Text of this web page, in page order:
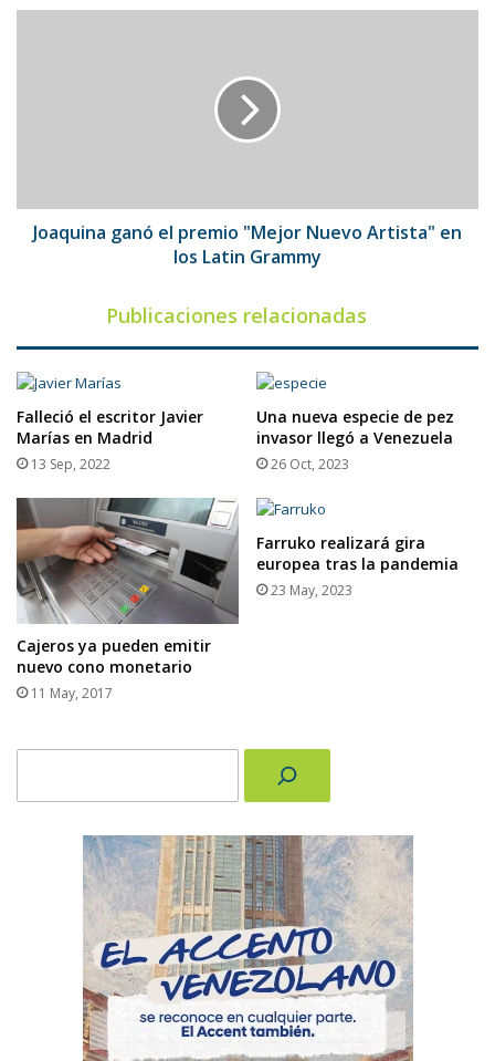
los
LatinJoaquina ganó el premio "Mejor Nuevo Artista" en
los Latin Grammy
Publicaciones relacionadas
Falleció el escritor Javier
Marías en Madrid
13 Sep, 2022
Una nueva especie de pez
invasor llegó a Venezuela
26 Oct, 2023
Cajeros ya pueden emitir
nuevo cono monetario
11 May, 2017
Farruko realizará gira
europea tras la pandemia
23 May, 2023